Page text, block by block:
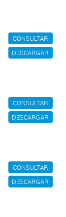
CONSULTAR
DESCARGAR
CONSULTAR
DESCARGAR
CONSULTAR
DESCARGAR